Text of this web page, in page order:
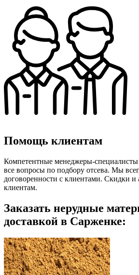
Помощь клиентам
Компетентные менеджеры-специалисты
все вопросы по подбору отсева. Мы
договоренности с клиентами. Скидки
клиентам.
Заказать нерудные
доставкой в Сарженке: